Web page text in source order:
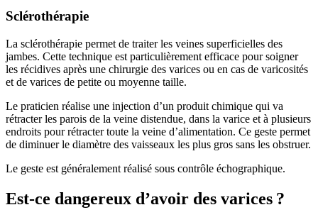
Sclérothérapie
La sclérothérapie permet de traiter les veines superficielles des
jambes. Cette technique est particulièrement efficace pour soigner
les récidives après une chirurgie des varices ou en cas de varicosités
et de varices de petite ou moyenne taille.
Le praticien réalise une injection d’un produit chimique qui va
rétracter les parois de la veine distendue, dans la varice et à plusieurs
endroits pour rétracter toute la veine d’alimentation. Ce geste permet
de diminuer le diamètre des vaisseaux les plus gros sans les obstruer.
Le geste est généralement réalisé sous contrôle échographique.
Est-ce dangereux d’avoir des varices ?